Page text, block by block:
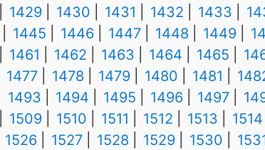
1429
1430 1431 1432 1433
1445
1446 1447 1448 1449
1461
1462 1463 1464 1465
1477
1478 1479 1480 1481
1493
1494 1495 1496 1497
1509
1510 1511 1512 1513 1514
1526
1527 1528 1529 1530